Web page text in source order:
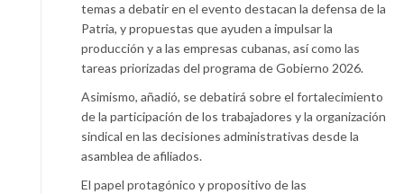
temas a debatir en el evento destacan la defensa de la
Patria, y propuestas que ayuden a impulsar la
producción y a las empresas cubanas, así como las
tareas priorizadas del programa de Gobierno 2026.
Asimismo, añadió, se debatirá sobre el fortalecimiento
de la participación de los trabajadores y la organización
sindical en las decisiones administrativas desde la
asamblea de afiliados.
El papel protagónico y propositivo de las